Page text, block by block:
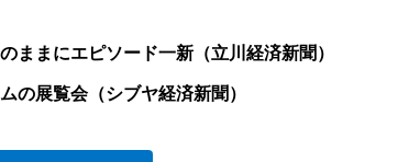
ままにエピソード一新（立川経済新聞）
の展覧会（シブヤ経済新聞）